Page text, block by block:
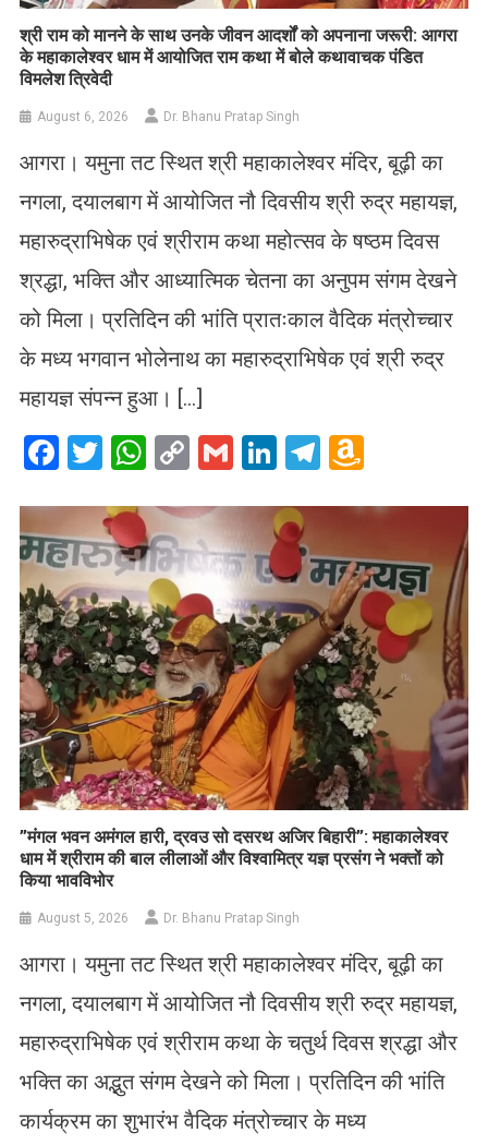
​श्री राम को मानने के साथ उनके जीवन आदर्शों को अपनाना जरूरी: आगरा
के महाकालेश्वर धाम में आयोजित राम कथा में बोले कथावाचक पंडित
विमलेश त्रिवेदी
August 6, 2026 Dr. Bhanu Pratap Singh
आगरा। यमुना तट स्थित श्री महाकालेश्वर मंदिर, बूढ़ी का
नगला, दयालबाग में आयोजित नौ दिवसीय श्री रुद्र महायज्ञ,
महारुद्राभिषेक एवं श्रीराम कथा महोत्सव के षष्ठम दिवस
श्रद्धा, भक्ति और आध्यात्मिक चेतना का अनुपम संगम देखने
को मिला। प्रतिदिन की भांति प्रातःकाल वैदिक मंत्रोच्चार
के मध्य भगवान भोलेनाथ का महारुद्राभिषेक एवं श्री रुद्र
महायज्ञ संपन्न हुआ। […]
Facebook
Twitter
WhatsApp
CopyGmailLinkedIn
Telegram
List
​”मंगल भवन अमंगल हारी, द्रवउ सो दसरथ अजिर बिहारी”: महाकालेश्वर
धाम में श्रीराम की बाल लीलाओं और विश्वामित्र यज्ञ प्रसंग ने भक्तों को
किया भावविभोर
August 5, 2026 Dr. Bhanu Pratap Singh
आगरा। यमुना तट स्थित श्री महाकालेश्वर मंदिर, बूढ़ी का
नगला, दयालबाग में आयोजित नौ दिवसीय श्री रुद्र महायज्ञ,
महारुद्राभिषेक एवं श्रीराम कथा के चतुर्थ दिवस श्रद्धा और
भक्ति का अद्भुत संगम देखने को मिला। प्रतिदिन की भांति
कार्यक्रम का शुभारंभ वैदिक मंत्रोच्चार के मध्य